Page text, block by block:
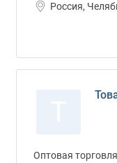
Россия,
Оптовая торговля